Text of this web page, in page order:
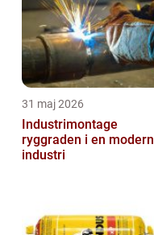
31 maj 2026
Industrimontage
ryggraden i en modern
industri